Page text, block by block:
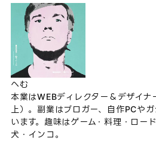
へむ
本業はWEBディレクター＆デザイ
上）。副業はブロガー、自作PCや
います。趣味はゲーム・料理・ロー
犬・インコ。